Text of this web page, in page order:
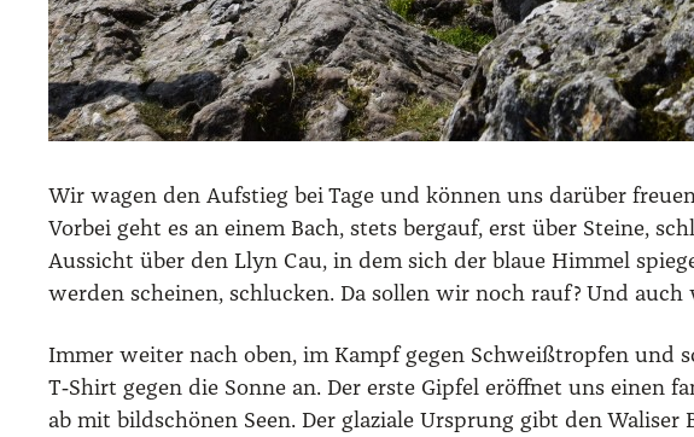
Wir wagen den Auf­stieg bei Tage und kön­nen uns dar­über
Vor­bei geht es an einem Bach, stets berg­auf, erst über Stei­ne,
Aus­sicht über den Llyn Cau, in dem sich der blaue Him­mel
wer­den schei­nen, schlu­cken. Da sol­len wir noch rauf? Und auch
Immer wei­ter nach oben, im Kampf gegen Schweiß­trop­fen und
T‑Shirt gegen die Son­ne an. Der ers­te Gip­fel eröff­net uns einen
ab mit bild­schö­nen Seen. Der gla­zia­le Ursprung gibt den